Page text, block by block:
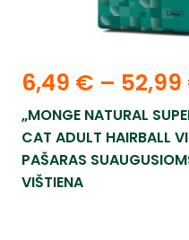
6,49 € – 52,99
„MONGE NATURAL
CAT ADULT HAIRBALL
PAŠARAS
VIŠTIENA